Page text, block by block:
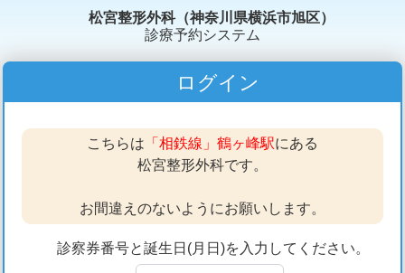
松宮整形外科（神奈川県横浜市旭区）
診療予約システム
ログイン
こちらは 「相鉄線」鶴ヶ峰駅にある
松宮整形外科です。
お間違えのないようにお願いします。
診察券番号と誕生日(月日)を入力してください。